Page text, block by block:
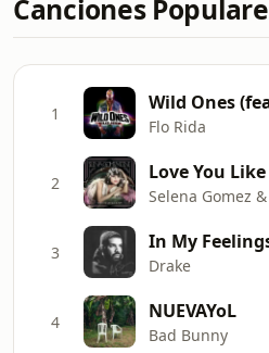
Canciones
1 Wild Ones
Flo Rida
2 Love You
Selena Gomez
3 In My
Drake
4 NUEVAYoL
Bad Bunny